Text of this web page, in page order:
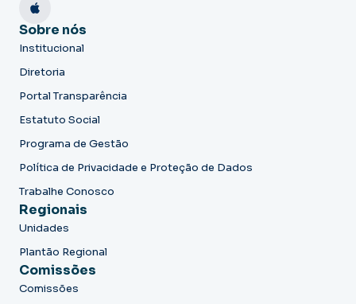
Sobre nós
Institucional
Diretoria
Portal Transparência
Estatuto Social
Programa de Gestão
Política de Privacidade e Proteção de Dados
Trabalhe Conosco
Regionais
Unidades
Plantão Regional
Comissões
Comissões